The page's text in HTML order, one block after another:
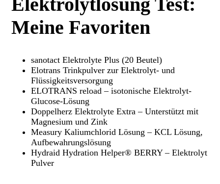
Meine Favoriten
sanotact Elektrolyte Plus (20 Beutel)
Elotrans Trinkpulver zur Elektrolyt- und
Flüssigkeitsversorgung
ELOTRANS reload – isotonische Elektrolyt-
Glucose-Lösung
Doppelherz Elektrolyte Extra – Unterstützt mit
Magnesium und Zink
Measury Kaliumchlorid Lösung – KCL Lösung,
Aufbewahrungslösung
Hydraid Hydration Helper® BERRY – Elektrolyt
Pulver